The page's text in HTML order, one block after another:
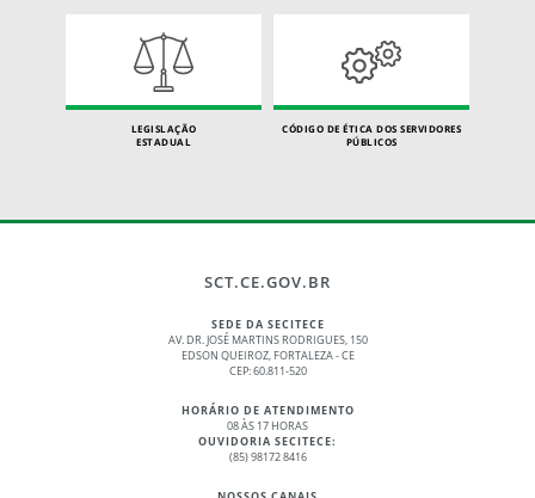
LEGISLAÇÃO
ESTADUAL
CÓDIGO DE ÉTICA DOS SERVIDORES
PÚBLICOS
SCT.CE.GOV.BR
SEDE DA SECITECE
AV. DR. JOSÉ MARTINS RODRIGUES, 150
EDSON QUEIROZ, FORTALEZA - CE
CEP: 60.811-520
HORÁRIO DE ATENDIMENTO
08 ÀS 17 HORAS
OUVIDORIA SECITECE:
(85) 98172 8416